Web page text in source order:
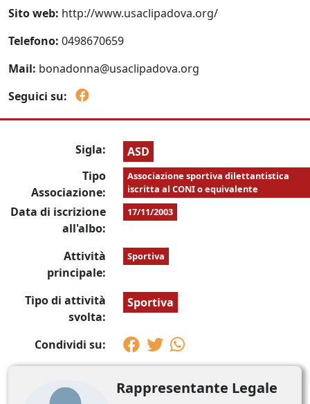
Sito web: http://www.usaclipadova.org/
Telefono: 0498670659
Mail: bonadonna@usaclipadova.org
Seguici su:
Sigla:
ASD
Tipo
Associazione:
Associazione sportiva dilettantistica
iscritta al CONI o equivalente
Data di iscrizione
all'albo:
17/11/2003
Attività
principale:
Sportiva
Tipo di attività
svolta:
Sportiva
Condividi su:
Rappresentante Legale